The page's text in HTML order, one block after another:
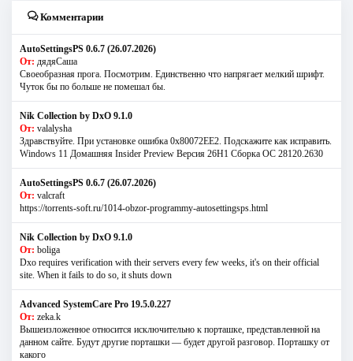
Комментарии
AutoSettingsPS 0.6.7 (26.07.2026)
От: дядяСаша
Своеобразная прога. Посмотрим. Единственно что напрягает мелкий шрифт.
Чуток бы по больше не помешал бы.
Nik Collection by DxO 9.1.0
От: valalysha
Здравствуйте. При установке ошибка 0х80072EE2. Подскажите как исправить.
Windows 11 Домашняя Insider Preview Версия 26H1 Сборка ОС 28120.2630
AutoSettingsPS 0.6.7 (26.07.2026)
От: valcraft
https://torrents-soft.ru/1014-obzor-programmy-autosettingsps.html
Nik Collection by DxO 9.1.0
От: boliga
Dxo requires verification with their servers every few weeks, it's on their official
site. When it fails to do so, it shuts down
Advanced SystemCare Pro 19.5.0.227
От: zeka.k
Вышеизложенное относится исключительно к порташке, представленной на
данном сайте. Будут другие порташки — будет другой разговор. Порташку от
какого